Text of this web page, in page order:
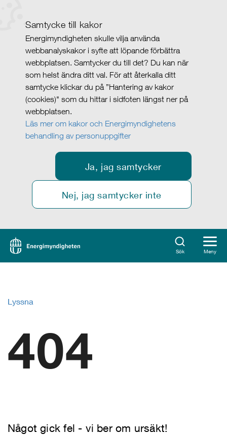
Samtycke till kakor
Energimyndigheten skulle vilja använda
webbanalyskakor i syfte att löpande förbättra
webbplatsen. Samtycker du till det? Du kan när
som helst ändra ditt val. För att återkalla ditt
samtycke klickar du på ”Hantering av kakor
(cookies)" som du hittar i sidfoten längst ner på
webbplatsen.
Läs mer om kakor och Energimyndighetens
behandling av personuppgifter
Ja, jag samtycker
Nej, jag samtycker inte
Sök Meny
Lyssna
404
Något gick fel - vi ber om ursäkt!